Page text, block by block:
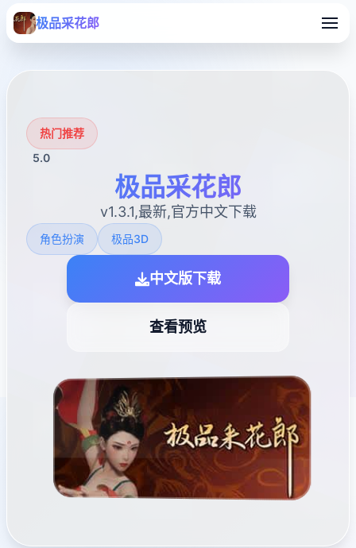
极品采花郎
热门推荐
5.0
极品采花郎
v1.3.1,最新,官方中文下载
角色扮演 极品3D
中文版下载
查看预览